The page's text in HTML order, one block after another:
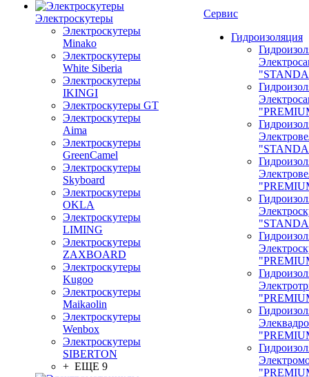
Электроскутеры
Электроскутеры
Minako
Электроскутеры
White Siberia
Электроскутеры
IKINGI
Электроскутеры GT
Электроскутеры
Aima
Электроскутеры
GreenCamel
Электроскутеры
Skyboard
Электроскутеры
OKLA
Электроскутеры
LIMING
Электроскутеры
ZAXBOARD
Электроскутеры
Kugoo
Электроскутеры
Maikaolin
Электроскутеры
Wenbox
Электроскутеры
SIBERTON
+ ЕЩЕ 9
Сервис
Гидроизоляция